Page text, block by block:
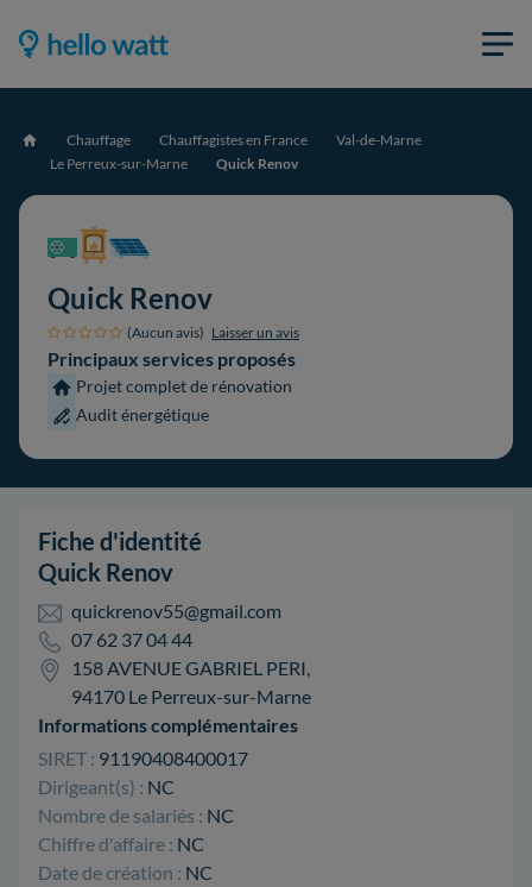
Accueil Chauffage Chauffagistes en France
Val-de-Marne
Le Perreux-sur-Marne
Quick Renov
Quick Renov
(Aucun avis) Laisser un avis
Principaux services proposés
Projet complet de rénovation
Audit énergétique
Fiche d'identité
Quick Renov
quickrenov55@gmail.com
07 62 37 04 44
158 AVENUE GABRIEL PERI,
94170 Le Perreux-sur-Marne
Informations complémentaires
SIRET : 91190408400017
Dirigeant(s) : NC
Nombre de salariés : NC
Chiffre d'affaire : NC
Date de création : NC